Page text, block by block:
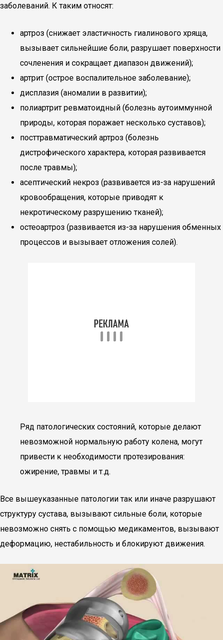
заболеваний. К таким относят:
артроз (снижает эластичность гиалинового хряща,
вызывает сильнейшие боли, разрушает поверхности
сочленения и сокращает диапазон движений);
артрит (острое воспалительное заболевание);
дисплазия (аномалии в развитии);
полиартрит ревматоидный (болезнь аутоиммунной
природы, которая поражает несколько суставов);
посттравматический артроз (болезнь
дистрофического характера, которая развивается
после травмы);
асептический некроз (развивается из-за нарушений
кровообращения, которые приводят к
некротическому разрушению тканей);
остеоартроз (развивается из-за нарушения обменных
процессов и вызывает отложения солей).
Ряд патологических состояний, которые делают
невозможной нормальную работу колена, могут
привести к необходимости протезирования:
ожирение, травмы и т.д.
Все вышеуказанные патологии так или иначе разрушают
структуру сустава, вызывают сильные боли, которые
невозможно снять с помощью медикаментов, вызывают
деформацию, нестабильность и блокируют движения.